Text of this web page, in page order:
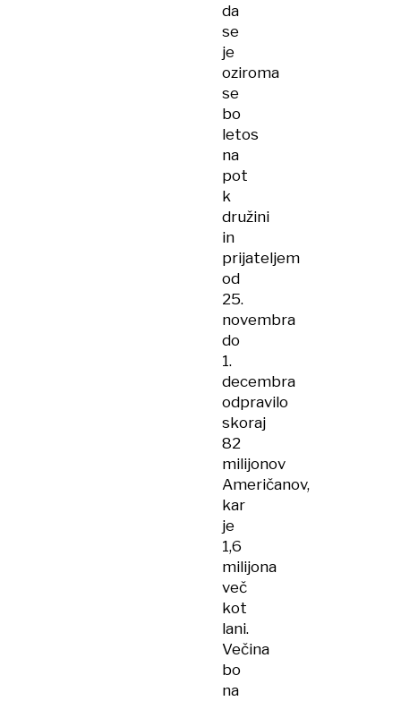
da
se
je
oziroma
se
bo
letos
na
pot
k
družini
in
prijateljem
od
25.
novembra
do
1.
decembra
odpravilo
skoraj
82
milijonov
Američanov,
kar
je
1,6
milijona
več
kot
lani.
Večina
bo
na